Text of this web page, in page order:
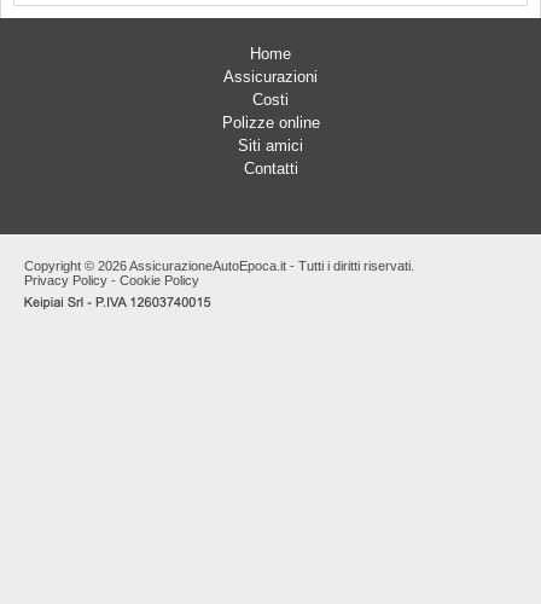
Home
Assicurazioni
Costi
Polizze online
Siti amici
Contatti
Copyright © 2026 AssicurazioneAutoEpoca.it - Tutti i diritti riservati.
Privacy Policy - Cookie Policy